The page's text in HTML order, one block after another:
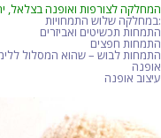
המחלקה לצורפות ואופנה בצלאל,
:במחלקה שלוש התמחויות
התמחות תכשיטים ואביזרים
התמחות חפצים
התמחות לבוש – שהוא המסלול
אופנה
עיצוב אופנה